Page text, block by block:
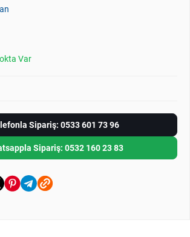
Var
Sipariş: 0533 601 73 96
Sipariş: 0532 160 23 83